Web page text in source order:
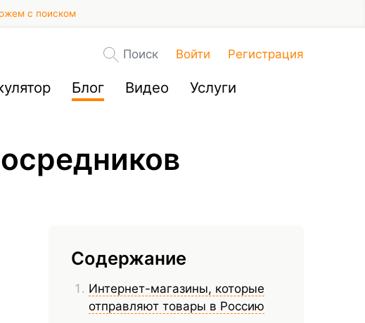
с поиском
Поиск Войти Регистрация
Блог Видео Услуги
Содержание
Интернет-магазины, которые
отправляют товары в Россию